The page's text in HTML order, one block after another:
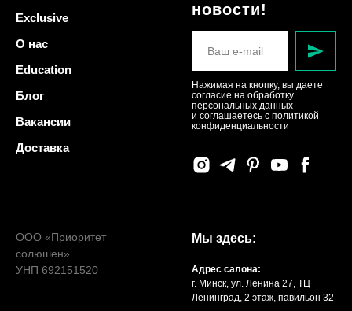
Exclusive
О нас
Education
Блог
Вакансии
Доставка
новости!
Нажимая на кнопку, вы даете
согласие на обработку
персональных данных
и соглашаетесь c политикой
конфиденциальности
ООО «Приоритет
солюшен»
УНП 692151520
Мы здесь:
Адрес салона:
г. Минск, ул. Ленина 27, ТЦ
Ленинград, 2 этаж, павильон 32